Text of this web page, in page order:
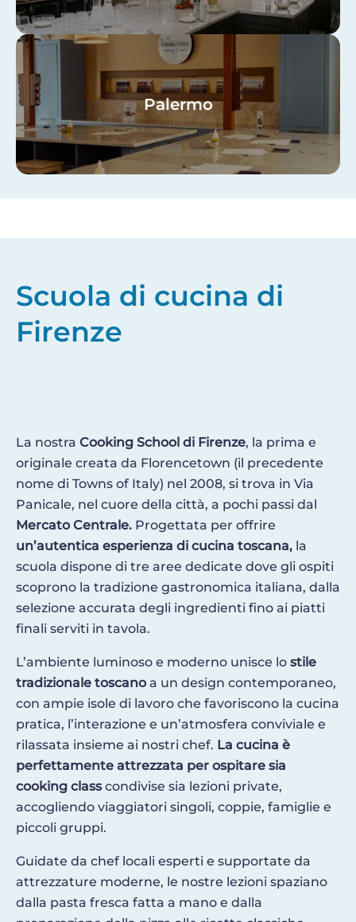
Image
Palermo
Scuola di cucina di
Firenze
La nostra Cooking School di Firenze, la prima e
originale creata da Florencetown (il precedente
nome di Towns of Italy) nel 2008, si trova in Via
Panicale, nel cuore della città, a pochi passi dal
Mercato Centrale. Progettata per offrire
un’autentica esperienza di cucina toscana, la
scuola dispone di tre aree dedicate dove gli ospiti
scoprono la tradizione gastronomica italiana, dalla
selezione accurata degli ingredienti fino ai piatti
finali serviti in tavola.
L’ambiente luminoso e moderno unisce lo stile
tradizionale toscano a un design contemporaneo,
con ampie isole di lavoro che favoriscono la cucina
pratica, l’interazione e un’atmosfera conviviale e
rilassata insieme ai nostri chef. La cucina è
perfettamente attrezzata per ospitare sia
cooking classcondivise sia lezioni private,
accogliendo viaggiatori singoli, coppie, famiglie e
piccoli gruppi.
Guidate da chef locali esperti e supportate da
attrezzature moderne, le nostre lezioni spaziano
dalla pasta fresca fatta a mano e dalla